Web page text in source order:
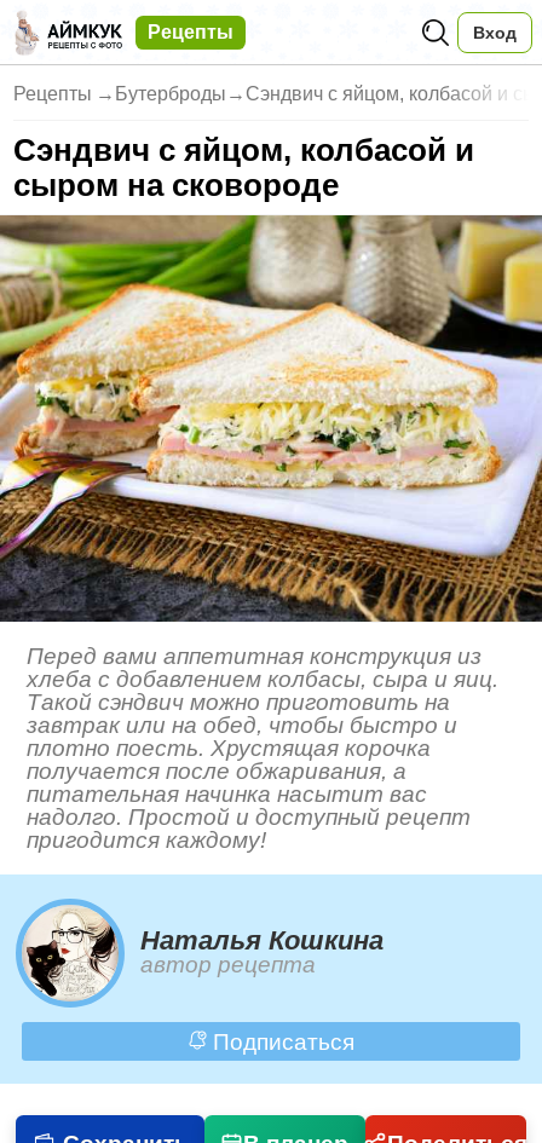
Рецепты Вход
Рецепты → Бутерброды → Сэндвич с яйцом, колбасой и сы
Сэндвич с яйцом, колбасой и
сыром на сковороде
Перед вами аппетитная конструкция из
хлеба с добавлением колбасы, сыра и яиц.
Такой сэндвич можно приготовить на
завтрак или на обед, чтобы быстро и
плотно поесть. Хрустящая корочка
получается после обжаривания, а
питательная начинка насытит вас
надолго. Простой и доступный рецепт
пригодится каждому!
Наталья Кошкина
автор рецепта
Подписаться